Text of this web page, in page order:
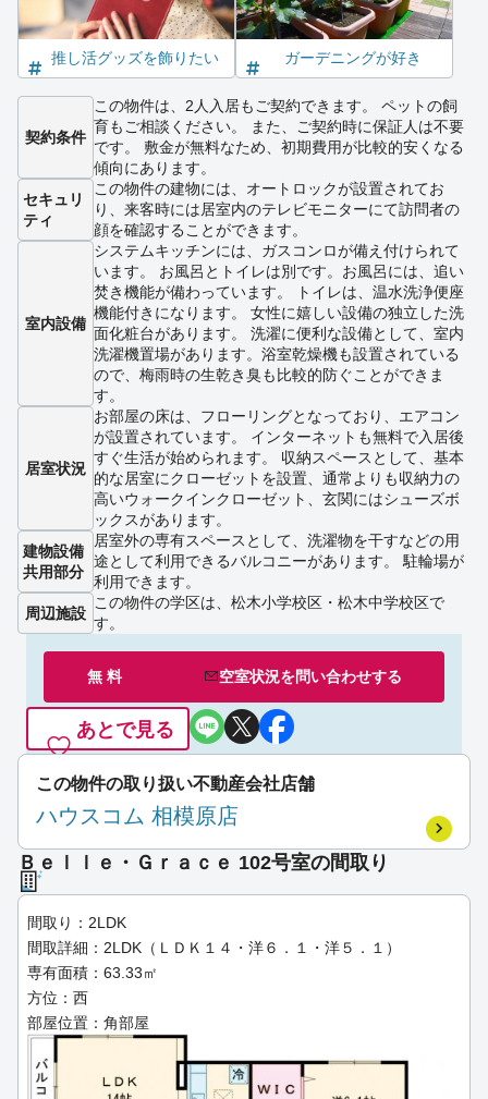
推し活グッズを飾りたい ガーデニングが好き
契約条件
この物件は、2人入居もご契約できます。 ペットの飼
育もご相談ください。 また、ご契約時に保証人は不要
です。 敷金が無料なため、初期費用が比較的安くなる
傾向にあります。
セキュリ
ティ
この物件の建物には、オートロックが設置されてお
り、来客時には居室内のテレビモニターにて訪問者の
顔を確認することができます。
室内設備
システムキッチンには、ガスコンロが備え付けられて
います。 お風呂とトイレは別です。お風呂には、追い
焚き機能が備わっています。 トイレは、温水洗浄便座
機能付きになります。 女性に嬉しい設備の独立した洗
面化粧台があります。 洗濯に便利な設備として、室内
洗濯機置場があります。浴室乾燥機も設置されている
ので、梅雨時の生乾き臭も比較的防ぐことができま
す。
居室状況
お部屋の床は、フローリングとなっており、エアコン
が設置されています。 インターネットも無料で入居後
すぐ生活が始められます。 収納スペースとして、基本
的な居室にクローゼットを設置、通常よりも収納力の
高いウォークインクローゼット、玄関にはシューズボ
ックスがあります。
建物設備
共用部分
居室外の専有スペースとして、洗濯物を干すなどの用
途として利用できるバルコニーがあります。 駐輪場が
利用できます。
周辺施設
この物件の学区は、松木小学校区・松木中学校区で
す。
無 料 空室状況を問い合わせする
あとで見る
この物件の取り扱い不動産会社店舗
ハウスコム 相模原店
Ｂｅｌｌｅ・Ｇｒａｃｅ 102号室の間取り
間取り：2LDK
間取詳細：2LDK（ＬＤＫ１４・洋６．１・洋５．１）
専有面積：63.33㎡
方位：西
部屋位置：角部屋